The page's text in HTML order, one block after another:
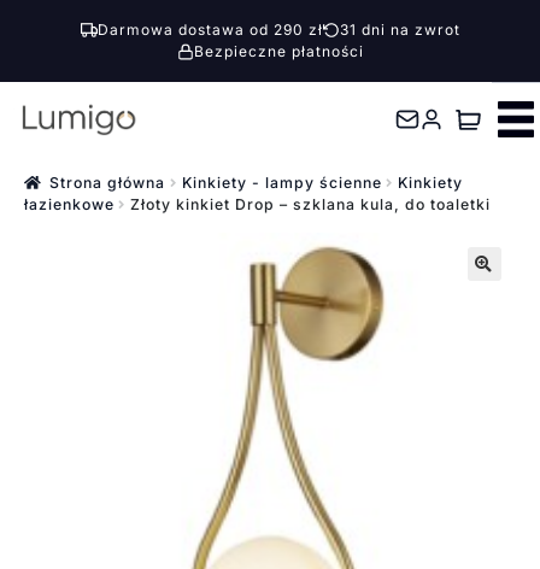
Darmowa dostawa od 290 zł
31 dni na zwrot
Bezpieczne płatności
Przejdź
nawigacji
Przejdź
treści Strona główna Kinkiety - lampy ścienne
Kinkiety
łazienkowe
Złoty kinkiet Drop – szklana kula, do toaletki